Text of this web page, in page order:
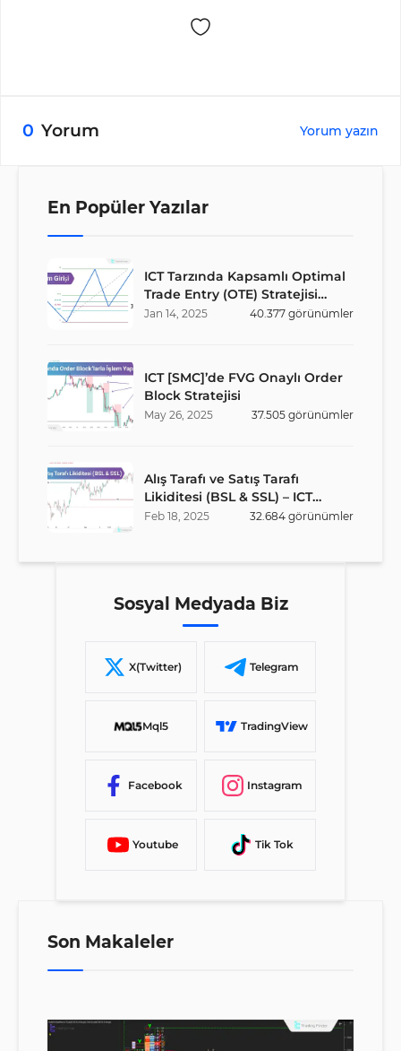
0 Yorum Yorum yazın
En Popüler Yazılar
ICT Tarzında Kapsamlı Optimal
Trade Entry (OTE) Stratejisi
Rehberi
Jan 14, 2025 40.377 görünümler
ICT [SMC]’de FVG Onaylı Order
Block Stratejisi
May 26, 2025 37.505 görünümler
Alış Tarafı ve Satış Tarafı
Likiditesi (BSL & SSL) – ICT
Stratejisi
Feb 18, 2025 32.684 görünümler
Sosyal Medyada Biz
X(Twitter) Telegram
Mql5 TradingView
Facebook Instagram
Youtube Tik Tok
Son Makaleler